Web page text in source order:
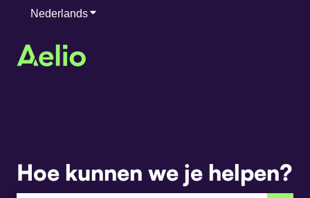
NederlandsSubmenu tonen voor vertalingen
Hoe kunnen we je helpen?